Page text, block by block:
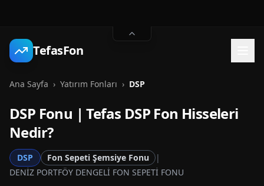
TefasFon
Ana Sayfa › Yatırım Fonları › DSP
DSP Fonu | Tefas DSP Fon Hisseleri
Nedir?
DSP Fon Sepeti Şemsiye Fonu
|
DENİZ PORTFÖY DENGELİ FON SEPETİ FONU